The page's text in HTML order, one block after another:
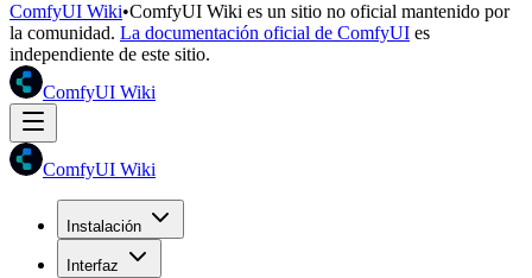
ComfyUI Wiki•ComfyUI Wiki es un sitio no oficial mantenido por
la comunidad. La documentación oficial de ComfyUI es
independiente de este sitio.
ComfyUI Wiki
ComfyUI Wiki
Instalación
Interfaz